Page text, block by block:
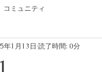
コミュニティ
年1月13日 読了時間: 0分